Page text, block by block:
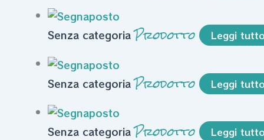
Senza categoriaProdotto Leggi tutto
Senza categoriaProdotto Leggi tutto
Senza categoriaProdotto Leggi tutto